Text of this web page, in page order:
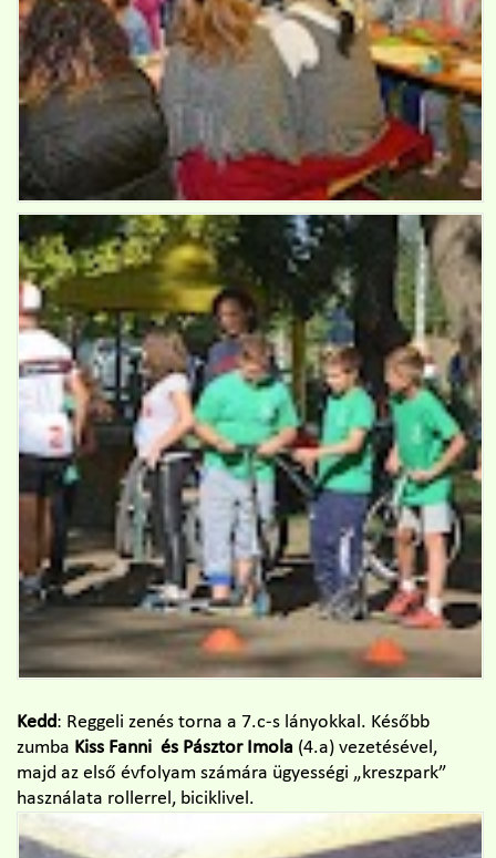
Kedd: Reggeli zenés torna a 7.c-s lányokkal. Később
zumba Kiss Fanni és Pásztor Imola (4.a) vezetésével,
majd az első évfolyam számára ügyességi „kreszpark”
használata rollerrel, biciklivel.